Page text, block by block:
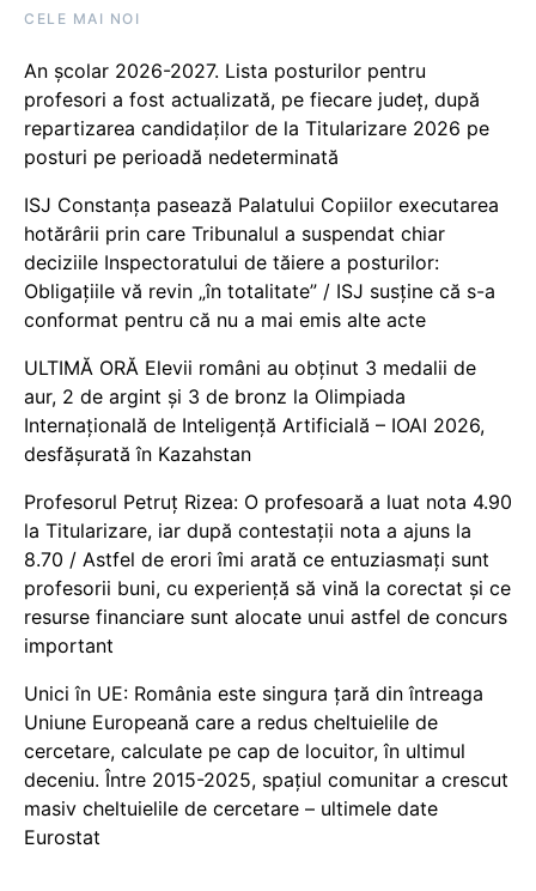
CELE MAI NOI
An școlar 2026-2027. Lista posturilor pentru
profesori a fost actualizată, pe fiecare județ, după
repartizarea candidaților de la Titularizare 2026 pe
posturi pe perioadă nedeterminată
ISJ Constanța pasează Palatului Copiilor executarea
hotărârii prin care Tribunalul a suspendat chiar
deciziile Inspectoratului de tăiere a posturilor:
Obligațiile vă revin „în totalitate” / ISJ susține că s-a
conformat pentru că nu a mai emis alte acte
ULTIMĂ ORĂ Elevii români au obținut 3 medalii de
aur, 2 de argint și 3 de bronz la Olimpiada
Internațională de Inteligență Artificială – IOAI 2026,
desfășurată în Kazahstan
Profesorul Petruț Rizea: O profesoară a luat nota 4.90
la Titularizare, iar după contestații nota a ajuns la
8.70 / Astfel de erori îmi arată ce entuziasmați sunt
profesorii buni, cu experiență să vină la corectat și ce
resurse financiare sunt alocate unui astfel de concurs
important
Unici în UE: România este singura țară din întreaga
Uniune Europeană care a redus cheltuielile de
cercetare, calculate pe cap de locuitor, în ultimul
deceniu. Între 2015-2025, spațiul comunitar a crescut
masiv cheltuielile de cercetare – ultimele date
Eurostat